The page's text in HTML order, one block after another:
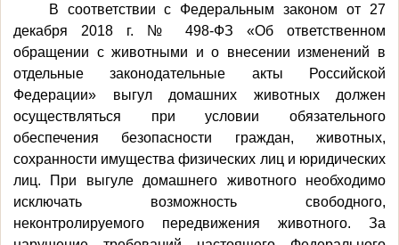
В соответствии с Федеральным законом от 27
декабря 2018 г. № 498-ФЗ «Об ответственном
обращении с животными и о внесении изменений в
отдельные законодательные акты Российской
Федерации» выгул домашних животных должен
осуществляться при условии обязательного
обеспечения безопасности граждан, животных,
сохранности имущества физических лиц и юридических
лиц. При выгуле домашнего животного необходимо
исключать возможность свободного,
неконтролируемого передвижения животного. За